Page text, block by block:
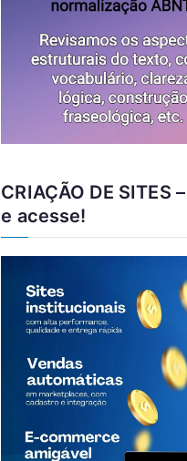
CRIAÇÃO DE SITES
e acesse!